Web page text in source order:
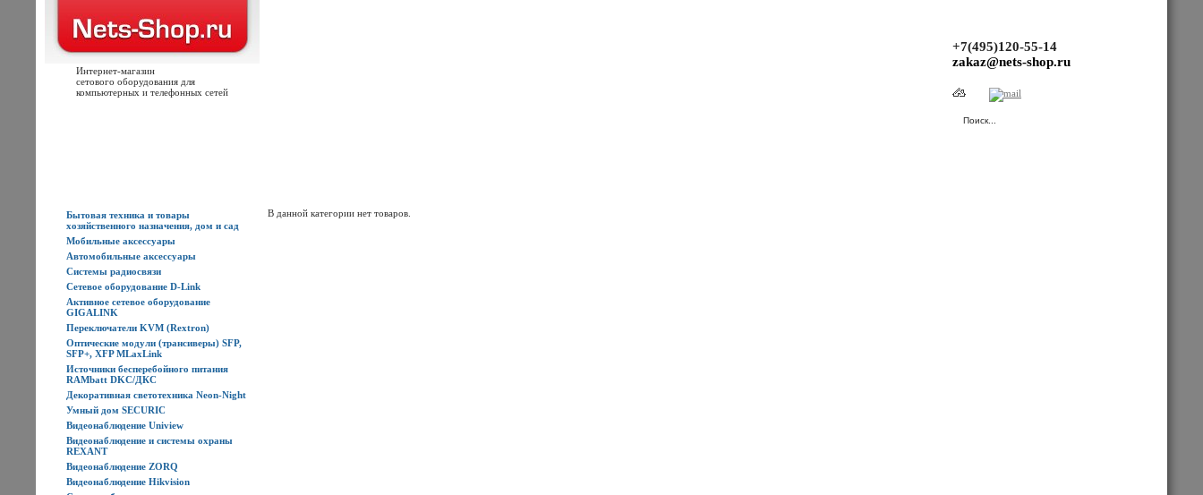
Интернет-магазин
сетового оборудования для
компьютерных и телефонных сетей
+7(495)120-55-14
zakaz@nets-shop.ru
Бытовая техника и товары
хозяйственного назначения, дом и сад
Мобильные аксессуары
Автомобильные аксессуары
Системы радиосвязи
Сетевое оборудование D-Link
Активное сетевое оборудование
GIGALINK
Переключатели KVM (Rextron)
Оптические модули (трансиверы) SFP,
SFP+, XFP MLaxLink
Источники бесперебойного питания
RAMbatt DKC/ДКС
Декоративная светотехника Neon-Night
Умный дом SECURIC
Видеонаблюдение Uniview
Видеонаблюдение и системы охраны
REXANT
Видеонаблюдение ZORQ
Видеонаблюдение Hikvision
В данной категории нет товаров.